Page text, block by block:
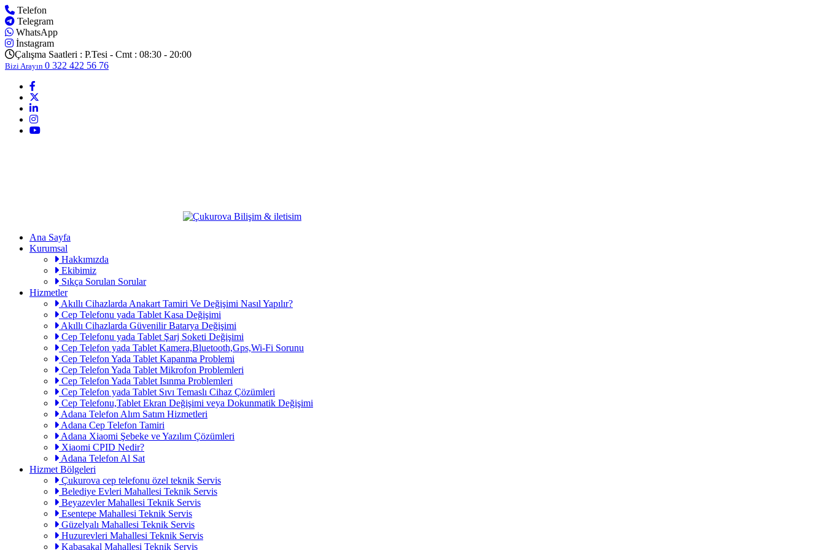
Telefon
Telegram
WhatsApp
İnstagram
Çalışma Saatleri : P.Tesi - Cmt : 08:30 - 20:00
Bizi Arayın 0 322 422 56 76
Ana Sayfa
Kurumsal
Hakkımızda
Ekibimiz
Sıkça Sorulan Sorular
Hizmetler
Akıllı Cihazlarda Anakart Tamiri Ve Değişimi Nasıl Yapılır?
Cep Telefonu yada Tablet Kasa Değişimi
Akıllı Cihazlarda Güvenilir Batarya Değişimi
Cep Telefonu yada Tablet Şarj Soketi Değişimi
Cep Telefon yada Tablet Kamera,Bluetooth,Gps,Wi-Fi Sorunu
Cep Telefon Yada Tablet Kapanma Problemi
Cep Telefon Yada Tablet Mikrofon Problemleri
Cep Telefon Yada Tablet Isınma Problemleri
Cep Telefon yada Tablet Sıvı Temaslı Cihaz Çözümleri
Cep Telefonu,Tablet Ekran Değişimi veya Dokunmatik Değişimi
Adana Telefon Alım Satım Hizmetleri
Adana Cep Telefon Tamiri
Adana Xiaomi Şebeke ve Yazılım Çözümleri
Xiaomi CPID Nedir?
Adana Telefon Al Sat
Hizmet Bölgeleri
Çukurova cep telefonu özel teknik Servis
Belediye Evleri Mahallesi Teknik Servis
Beyazevler Mahallesi Teknik Servis
Esentepe Mahallesi Teknik Servis
Güzelyalı Mahallesi Teknik Servis
Huzurevleri Mahallesi Teknik Servis
Kabasakal Mahallesi Teknik Servis